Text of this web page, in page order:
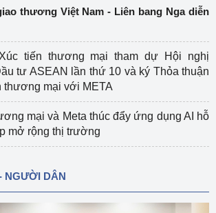
thương Việt Nam - Liên bang Nga diễn
tiến thương mại tham dự Hội nghị
tư ASEAN lần thứ 10 và ký Thỏa thuận
thương mại với META
mại và Meta thúc đẩy ứng dụng AI hỗ
mở rộng thị trường
NGƯỜI DÂN